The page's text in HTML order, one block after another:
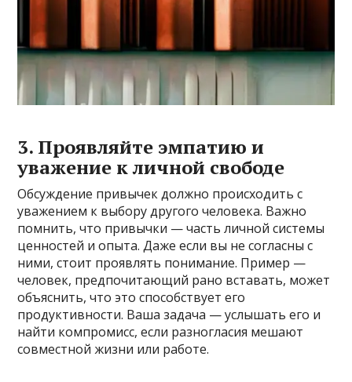
3. Проявляйте эмпатию и
уважение к личной свободе
Обсуждение привычек должно происходить с
уважением к выбору другого человека. Важно
помнить, что привычки — часть личной системы
ценностей и опыта. Даже если вы не согласны с
ними, стоит проявлять понимание. Пример —
человек, предпочитающий рано вставать, может
объяснить, что это способствует его
продуктивности. Ваша задача — услышать его и
найти компромисс, если разногласия мешают
совместной жизни или работе.